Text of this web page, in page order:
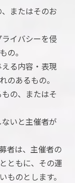
またはそのお
イバシーを侵
の。
る内容・表現
のあるもの。
の、またはそ
いと主催者が
者は、主催者の
ともに、その運
ものとします。